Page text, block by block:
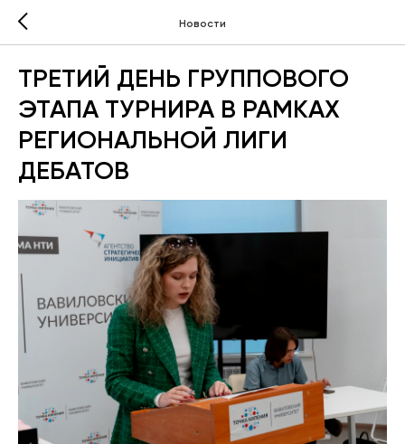
Новости
ТРЕТИЙ ДЕНЬ ГРУППОВОГО
ЭТАПА ТУРНИРА В РАМКАХ
РЕГИОНАЛЬНОЙ ЛИГИ
ДЕБАТОВ